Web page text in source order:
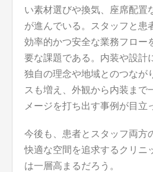
い素材選びや換気、座席配置
が進んでいる。スタッフと患
効率的かつ安全な業務フロー
要な課題である。内装や設計
独自の理念や地域とのつなが
スも増え、外観から内装まで
メージを打ち出す事例が目立
今後も、患者とスタッフ両方
快適な空間を追求するクリニ
は一層高まるだろう。